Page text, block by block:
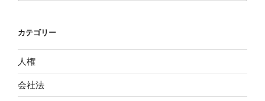
カテゴリー
人権
会社法